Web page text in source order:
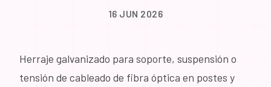
16 JUN 2026
Herraje galvanizado para soporte, suspensión o
tensión de cableado de fibra óptica en postes y